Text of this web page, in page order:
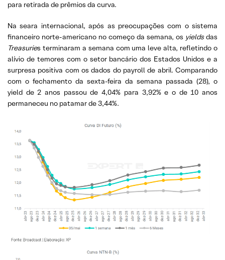
para retirada de prêmios da curva.
Na seara internacional, após as preocupações com o sistema
financeiro norte-americano no começo da semana, os yieldsdas
Treasuries terminaram a semana com uma leve alta, refletindo o
alívio de temores com o setor bancário dos Estados Unidos e a
surpresa positiva com os dados do payroll de abril. Comparando
com o fechamento da sexta-feira da semana passada (28), o
yield de 2 anos passou de 4,04% para 3,92% e o de 10 anos
permaneceu no patamar de 3,44%.